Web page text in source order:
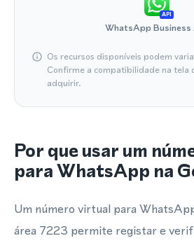
API
WhatsApp Business
Os recursos disponíveis podem
Confirme a compatibilidade na tela
adquirir.
Por que usar um
para WhatsApp na
Um número virtual para
área 7223 permite registar e